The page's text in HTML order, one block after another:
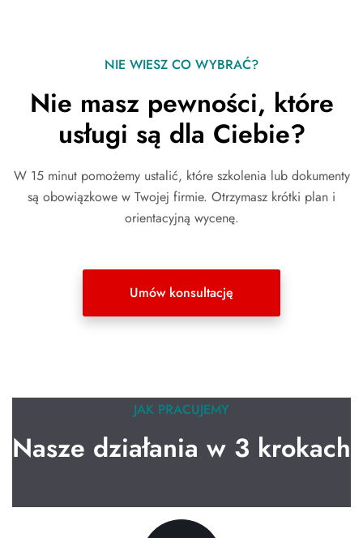
NIE WIESZ CO WYBRAĆ?
Nie masz pewności, które
usługi są dla Ciebie?
W 15 minut pomożemy ustalić, które szkolenia lub dokumenty
są obowiązkowe w Twojej firmie. Otrzymasz krótki plan i
orientacyjną wycenę.
Umów konsultację
JAK PRACUJEMY
Nasze działania w 3 krokach